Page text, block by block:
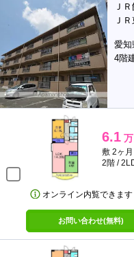
Ｊ
Ｊ
愛知
4階
6.1
敷 2ヶ月
2階 /
オンライン内覧できます
お問い合わせ(無料)